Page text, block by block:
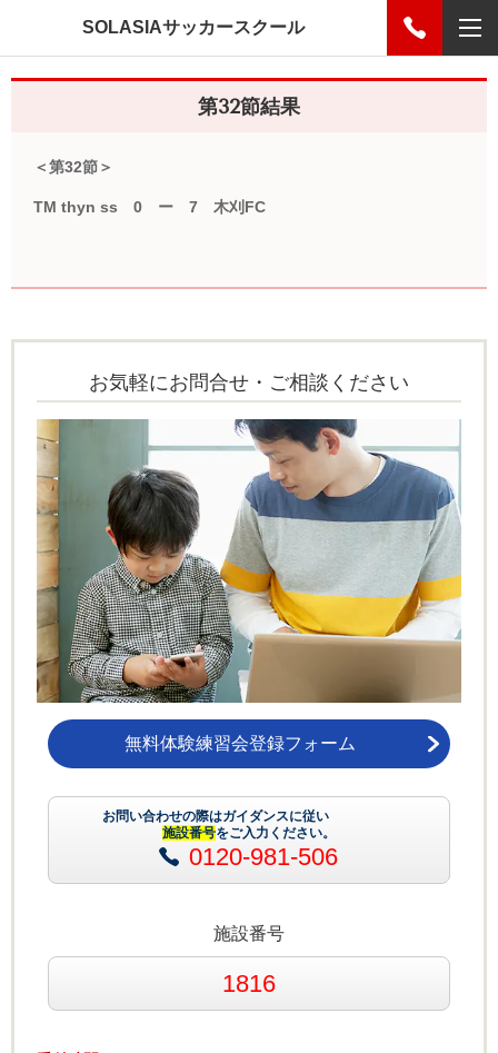
SOLASIAサッカースクール
第32節結果
＜第32節＞
TM thyn ss 0 ー 7 木刈FC
お気軽にお問合せ・ご相談ください
無料体験練習会登録フォーム
お問い合わせの際はガイダンスに従い
施設番号をご入力ください。
0120-981-506
施設番号
1816